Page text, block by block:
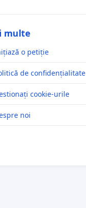
multe
o petiție
de confidențialitate
cookie-urile
noi